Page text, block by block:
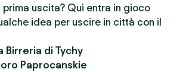
prima uscita? Qui entra in gioco
idea per uscire in città con il
Birreria di Tychy
Paprocanskie